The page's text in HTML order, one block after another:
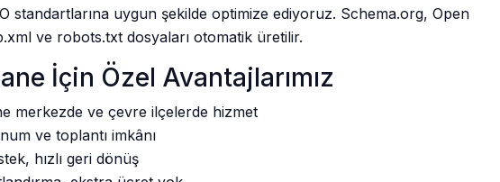
standartlarına uygun şekilde optimize ediyoruz. Schema.org, Open
ve robots.txt dosyaları otomatik üretilir.
İçin Özel Avantajlarımız
merkezde ve çevre ilçelerde hizmet
ve toplantı imkânı
hızlı geri dönüş